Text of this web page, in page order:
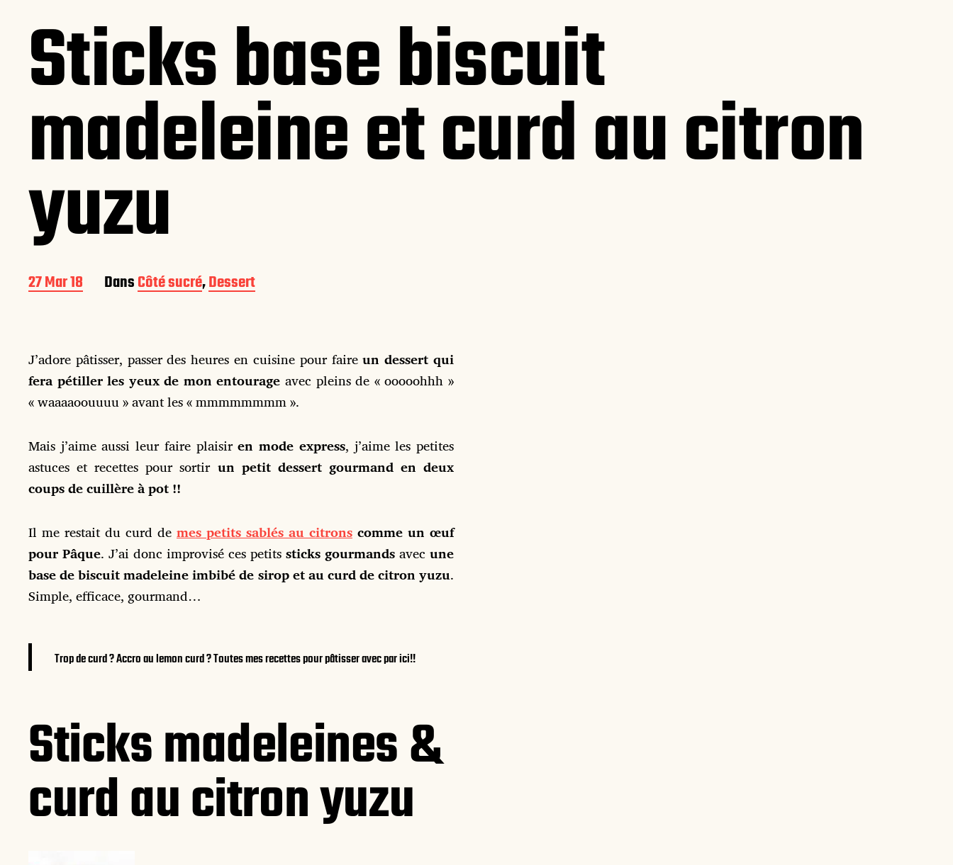
Sticks base biscuit
madeleine et curd au citron
yuzu
D
a
e
p
u
b
i
c
a
t
i
n
27 Mar 18 DansCôté sucré,Dessert
J’adore pâtisser, passer des heures en cuisine pour faireun dessert qui
fera pétiller les yeux de mon entourage avec pleins de « ooooohhh »
« waaaaoouuuu » avant les « mmmmmmmm ».
Mais j’aime aussi leur faire plaisiren mode express, j’aime les petites
astuces et recettes pour sortir un petit dessert gourmand en deux
coups de cuillère à pot !!
Il me restait du curd de mes petits sablés au citrons comme un œuf
pour Pâque. J’ai donc improvisé ces petits sticks gourmands avec une
base de biscuit madeleine imbibé de sirop et au curd de citron yuzu.
Simple, efficace, gourmand…
Trop de curd ? Accro au lemon curd ? Toutes mes recettes pour pâtisser avec par ici!!
Sticks madeleines &
curd au citron yuzu